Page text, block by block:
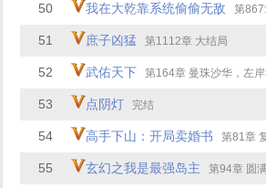
50 我在大乾靠系统偷偷无敌 第867章 天劫之
51 庶子凶猛 第1112章 大结局
52 武佑天下 第164章 曼珠沙华，左岸幸福右浮花（二）（
53 点阴灯 完结
54 高手下山：开局卖婚书 第81章 复仇
55 玄幻之我是最强岛主 第94章 圆